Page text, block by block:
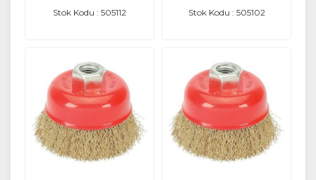
Stok Kodu : 505112 Stok Kodu : 505102